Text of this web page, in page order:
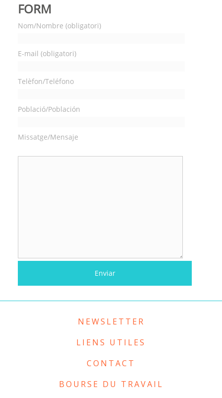
FORM
Nom/Nombre (obligatori)
E-mail (obligatori)
Telèfon/Teléfono
Població/Población
Missatge/Mensaje
NEWSLETTER
LIENS UTILES
CONTACT
BOURSE DU TRAVAIL